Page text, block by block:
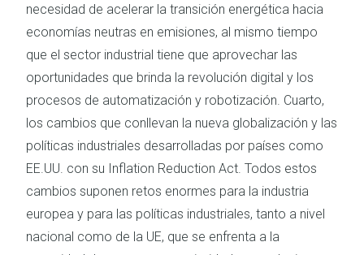
necesidad de acelerar la transición energética hacia
economías neutras en emisiones, al mismo tiempo
que el sector industrial tiene que aprovechar las
oportunidades que brinda la revolución digital y los
procesos de automatización y robotización. Cuarto,
los cambios que conllevan la nueva globalización y las
políticas industriales desarrolladas por países como
EE.UU. con su Inflation Reduction Act. Todos estos
cambios suponen retos enormes para la industria
europea y para las políticas industriales, tanto a nivel
nacional como de la UE, que se enfrenta a la